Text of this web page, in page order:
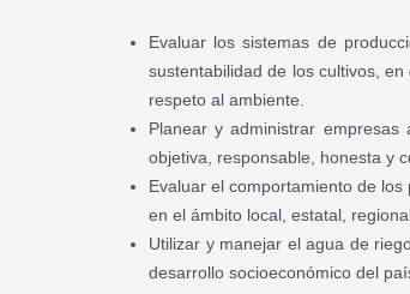
Evaluar los sistemas de
sustentabilidad de los cultivos,
respeto al ambiente.
Planear y administrar
objetiva, responsable, honesta y
Evaluar el comportamiento de
en el ámbito local, estatal,
Utilizar y manejar el agua de
desarrollo socioeconómico del